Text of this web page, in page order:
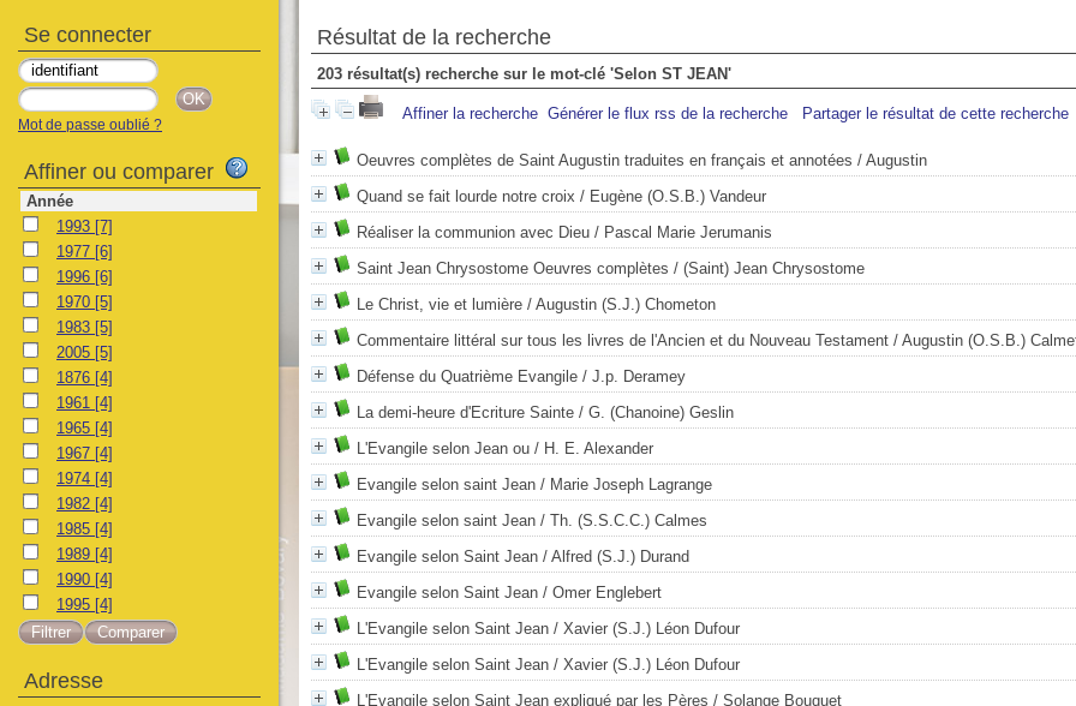
Résultat de la recherche
203 résultat(s) recherche sur le mot-clé 'Selon ST JEAN'
Affiner la recherche Générer le flux rss de la recherche Partager le résultat de cette recherche
Oeuvres complètes de Saint Augustin traduites en français et annotées / Augustin
Quand se fait lourde notre croix / Eugène (O.S.B.) Vandeur
Réaliser la communion avec Dieu/ Pascal Marie Jerumanis
Saint Jean Chrysostome Oeuvres complètes / (Saint) Jean Chrysostome
Le Christ, vie et lumière/ Augustin (S.J.) Chometon
Commentaire littéral sur tous les livres de l'Ancien et du Nouveau Testament/ Augustin (O.S.B.)
Défense du Quatrième Evangile/ J.p. Deramey
La demi-heure d'Ecriture Sainte/ G. (Chanoine) Geslin
L'Evangile selon Jean ou/ H. E. Alexander
Evangile selon saint Jean/ Marie Joseph Lagrange
Evangile selon saint Jean/ Th. (S.S.C.C.) Calmes
Evangile selon Saint Jean/ Alfred (S.J.) Durand
Evangile selon Saint Jean/ Omer Englebert
L'Evangile selon Saint Jean/ Xavier (S.J.) Léon Dufour
L'Evangile selon Saint Jean/ Xavier (S.J.) Léon Dufour
L'Evangile selon Saint Jean expliqué par les Pères / Solange Bouquet
Se connecter
Mot de passe oublié ?
Affiner ou comparer
Année
1993 [7]
1977 [6]
1996 [6]
1970 [5]
1983 [5]
2005 [5]
1876 [4]
1961 [4]
1965 [4]
1967 [4]
1974 [4]
1982 [4]
1985 [4]
1989 [4]
1990 [4]
1995 [4]
Adresse